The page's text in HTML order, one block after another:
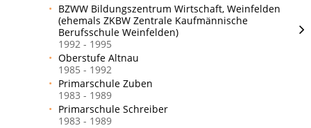
BZWW Bildungszentrum Wirtschaft, Weinfelden
(ehemals ZKBW Zentrale Kaufmännische
Berufsschule Weinfelden)
1992 - 1995
Oberstufe Altnau
1985 - 1992
Primarschule Zuben
1983 - 1989
Primarschule Schreiber
1983 - 1989